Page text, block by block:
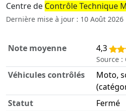
Centre de Contrôle Technique
Dernière mise à jour : 10 Août 2026
Note moyenne 4,3
Source :
Véhicules contrôlés
Moto,
Statut
Fermé